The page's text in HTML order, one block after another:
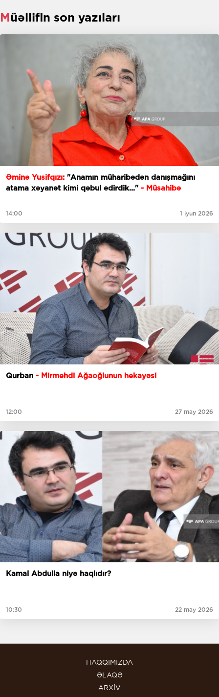
Müəllifin son yazıları
Əminə Yusifqızı: "Anamın müharibədən danışmağını
atama xəyanət kimi qəbul edirdik..." - Müsahibə
14:00 1 iyun 2026
Qurban - Mirmehdi Ağaoğlunun hekayəsi
12:00 27 may 2026
Kamal Abdulla niyə haqlıdır?
10:30 22 may 2026
HAQQIMIZDA
ƏLAQƏ
ARXİV